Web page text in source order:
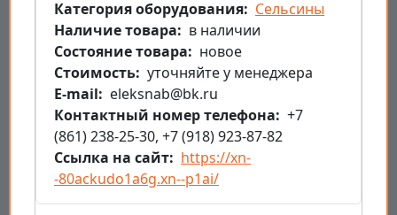
Категория оборудования
Сельсины
Наличие товара
в наличии
Состояние товара
новое
Стоимость уточняйте у менеджера
E-mail
eleksnab@bk.ru
Контактный номер телефона
+7
(861) 238-25-30, +7 (918) 923-87-82
Ссылка на сайт
https://xn-
-80ackudo1a6g.xn--p1ai/